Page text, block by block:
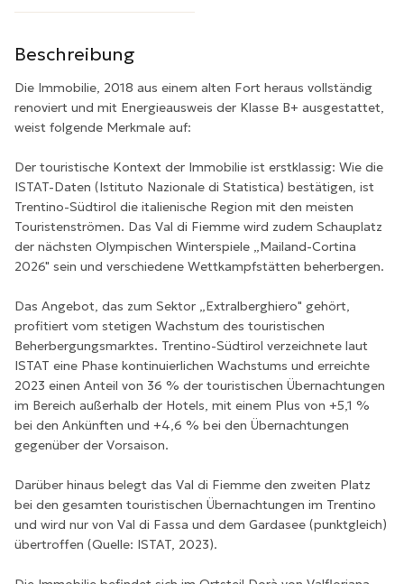
Beschreibung
Die Immobilie, 2018 aus einem alten Fort heraus vollständig
renoviert und mit Energieausweis der Klasse B+ ausgestattet,
weist folgende Merkmale auf:
Der touristische Kontext der Immobilie ist erstklassig: Wie die
ISTAT-Daten (Istituto Nazionale di Statistica) bestätigen, ist
Trentino-Südtirol die italienische Region mit den meisten
Touristenströmen. Das Val di Fiemme wird zudem Schauplatz
der nächsten Olympischen Winterspiele „Mailand-Cortina
2026" sein und verschiedene Wettkampfstätten beherbergen.
Das Angebot, das zum Sektor „Extralberghiero" gehört,
profitiert vom stetigen Wachstum des touristischen
Beherbergungsmarktes. Trentino-Südtirol verzeichnete laut
ISTAT eine Phase kontinuierlichen Wachstums und erreichte
2023 einen Anteil von 36 % der touristischen Übernachtungen
im Bereich außerhalb der Hotels, mit einem Plus von +5,1 %
bei den Ankünften und +4,6 % bei den Übernachtungen
gegenüber der Vorsaison.
Darüber hinaus belegt das Val di Fiemme den zweiten Platz
bei den gesamten touristischen Übernachtungen im Trentino
und wird nur von Val di Fassa und dem Gardasee (punktgleich)
übertroffen (Quelle: ISTAT, 2023).